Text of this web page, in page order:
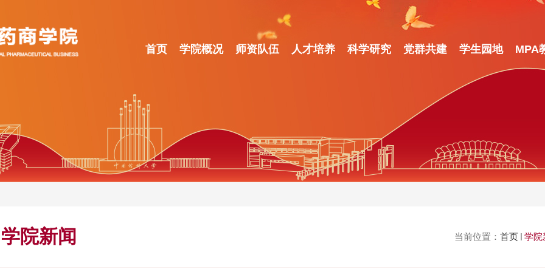
首页 学院概况 师资队伍 人才培养 科学研究 党群共建 学生园地 MPA
当前位置： 学院
学院新闻